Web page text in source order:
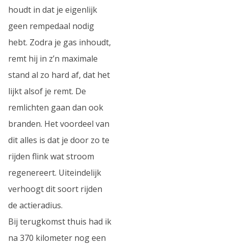
houdt in dat je eigenlijk
geen rempedaal nodig
hebt. Zodra je gas inhoudt,
remt hij in z’n maximale
stand al zo hard af, dat het
lijkt alsof je remt. De
remlichten gaan dan ook
branden. Het voordeel van
dit alles is dat je door zo te
rijden flink wat stroom
regenereert. Uiteindelijk
verhoogt dit soort rijden
de actieradius.
Bij terugkomst thuis had ik
na 370 kilometer nog een